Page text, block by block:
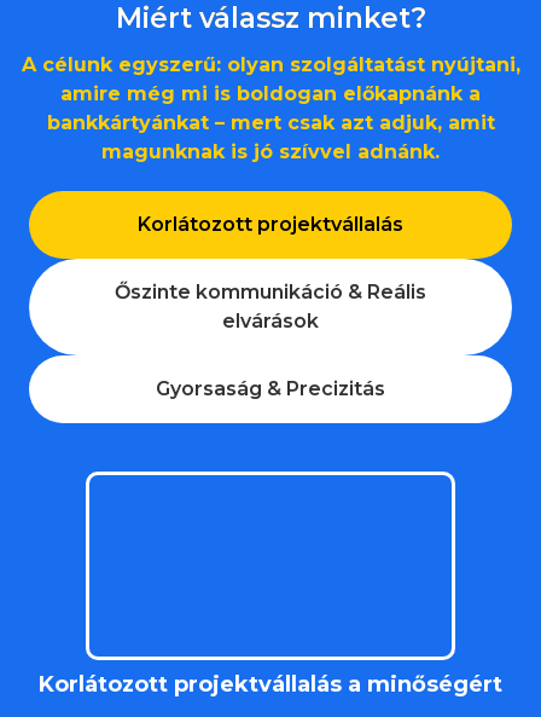
Miért válassz minket?
A célunk egyszerű: olyan szolgáltatást nyújtani,
amire még mi is boldogan előkapnánk a
bankkártyánkat – mert csak azt adjuk, amit
magunknak is jó szívvel adnánk.
Korlátozott projektvállalás
Őszinte kommunikáció & Reális
elvárások
Gyorsaság & Precizitás
Korlátozott projektvállalás a minőségért